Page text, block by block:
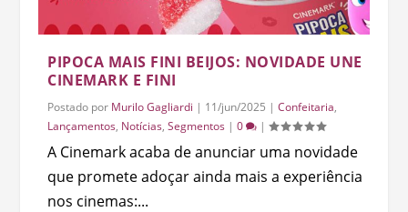
PIPOCA MAIS FINI BEIJOS: NOVIDADE UNE
CINEMARK E FINI
Postado por Murilo Gagliardi | 11/jun/2025 |Confeitaria,
Lançamentos, Notícias,Segmentos |0 |
A Cinemark acaba de anunciar uma novidade
que promete adoçar ainda mais a experiência
nos cinemas:...